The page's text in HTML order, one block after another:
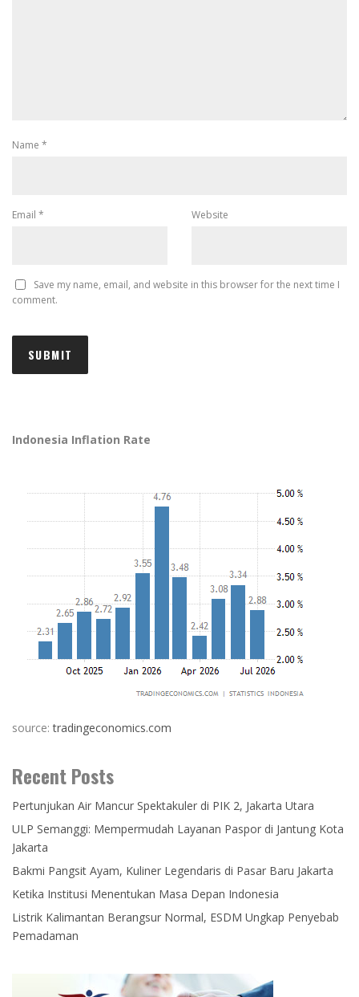
Name *
Email * Website
Save my name, email, and website in this browser for the next time I
comment.
Indonesia Inflation Rate
source:tradingeconomics.com
Recent Posts
Pertunjukan Air Mancur Spektakuler di PIK 2, Jakarta Utara
ULP Semanggi: Mempermudah Layanan Paspor di Jantung Kota
Jakarta
Bakmi Pangsit Ayam, Kuliner Legendaris di Pasar Baru Jakarta
Ketika Institusi Menentukan Masa Depan Indonesia
Listrik Kalimantan Berangsur Normal, ESDM Ungkap Penyebab
Pemadaman